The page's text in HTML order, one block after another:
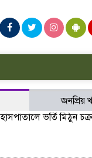
জনপ্রিয়
হাসপাতালে ভর্তি মিঠুন